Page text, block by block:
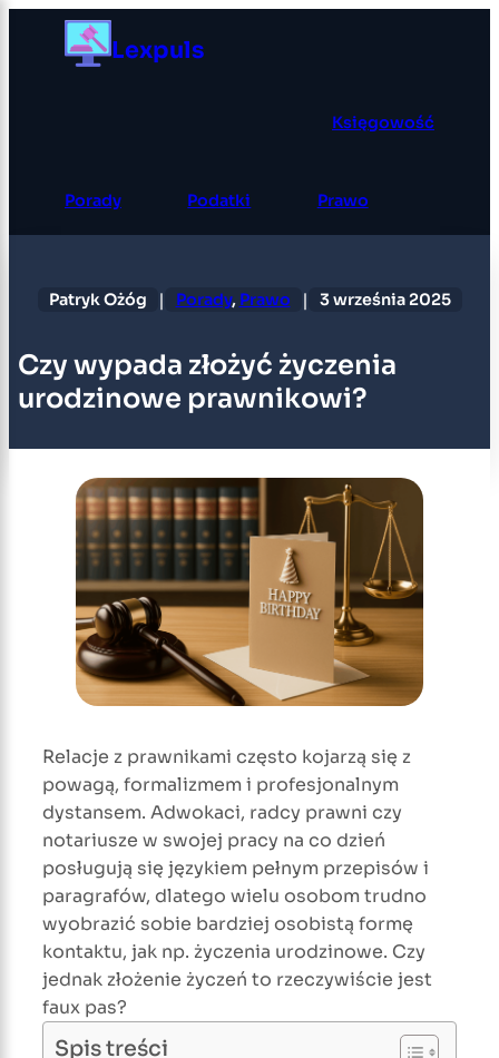
Przejdź
Lexpuls
Księgowość
Porady Podatki Prawo
Patryk Ożóg | Porady, Prawo | 3 września 2025
Czy wypada złożyć życzenia
urodzinowe prawnikowi?
Relacje z prawnikami często kojarzą się z
powagą, formalizmem i profesjonalnym
dystansem. Adwokaci, radcy prawni czy
notariusze w swojej pracy na co dzień
posługują się językiem pełnym przepisów i
paragrafów, dlatego wielu osobom trudno
wyobrazić sobie bardziej osobistą formę
kontaktu, jak np. życzenia urodzinowe. Czy
jednak złożenie życzeń to rzeczywiście jest
faux pas?
Spis treści